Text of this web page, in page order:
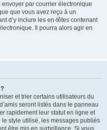
par courrier électronique
que vous avez reçu à un
d’y inclure les en-têtes contenant
Il pourra alors agir en
et trier certains utilisateurs du
seront listés dans le panneau
rapidement leur statut en ligne et
style utilisé, les messages publiés
être mis en surbrillance. Si vous